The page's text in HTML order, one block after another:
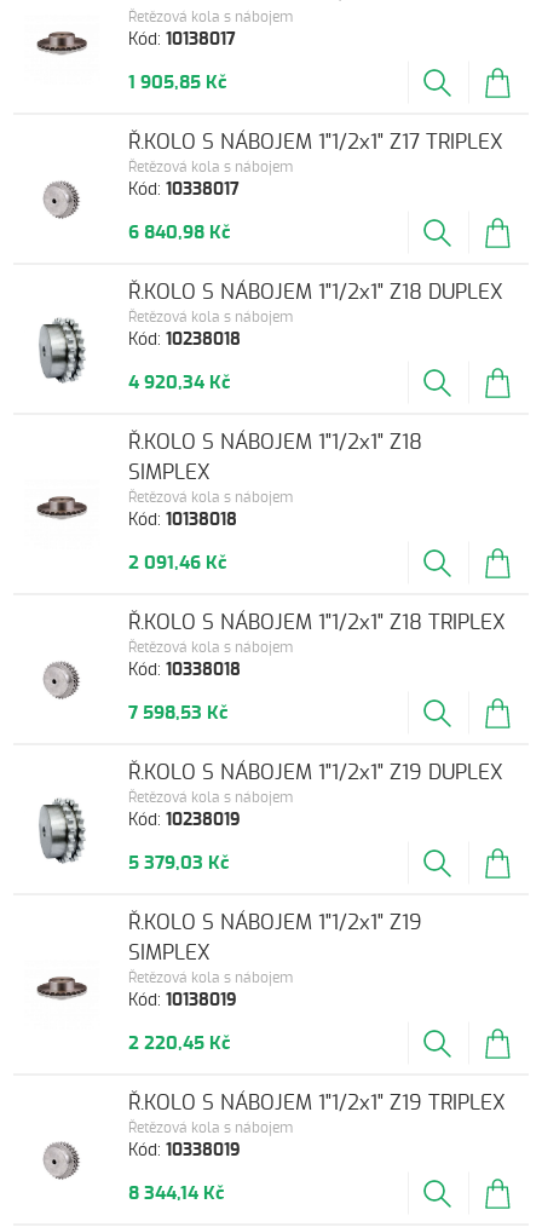
Kód:10138017
Řetězová kola s nábojem
1 905,85 Kč
Kód:10338017
Řetězová kola s nábojem
Ř.KOLO S NÁBOJEM 1"1/2x1" Z17 TRIPLEX
6 840,98 Kč
Kód:10238018
Řetězová kola s nábojem
Ř.KOLO S NÁBOJEM 1"1/2x1" Z18 DUPLEX
4 920,34 Kč
Kód:10138018
Řetězová kola s nábojem
Ř.KOLO S NÁBOJEM 1"1/2x1" Z18
SIMPLEX
2 091,46 Kč
Kód:10338018
Řetězová kola s nábojem
Ř.KOLO S NÁBOJEM 1"1/2x1" Z18 TRIPLEX
7 598,53 Kč
Kód:10238019
Řetězová kola s nábojem
Ř.KOLO S NÁBOJEM 1"1/2x1" Z19 DUPLEX
5 379,03 Kč
Kód:10138019
Řetězová kola s nábojem
Ř.KOLO S NÁBOJEM 1"1/2x1" Z19
SIMPLEX
2 220,45 Kč
Kód:10338019
Řetězová kola s nábojem
Ř.KOLO S NÁBOJEM 1"1/2x1" Z19 TRIPLEX
8 344,14 Kč